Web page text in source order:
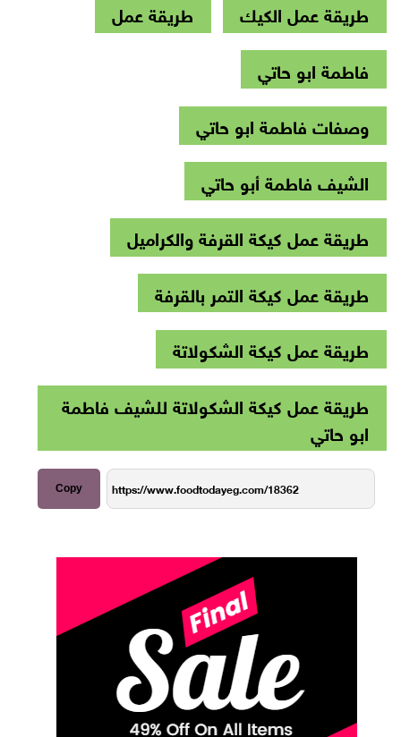
طريقة عمل الكيك
طريقة عمل
فاطمة ابو حاتي
وصفات فاطمة ابو حاتي
الشيف فاطمة أبو حاتي
طريقة عمل كيكة القرفة والكراميل
طريقة عمل كيكة التمر بالقرفة
طريقة عمل كيكة الشكولاتة
طريقة عمل كيكة الشكولاتة للشيف فاطمة
ابو حاتي
Copy